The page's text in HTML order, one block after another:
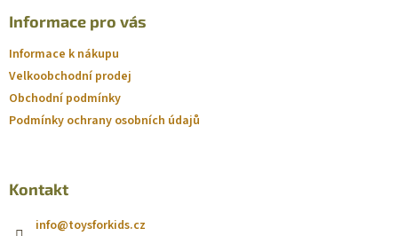
Informace pro vás
Informace k nákupu
Velkoobchodní prodej
Obchodní podmínky
Podmínky ochrany osobních údajů
Kontakt
info@toysforkids.cz